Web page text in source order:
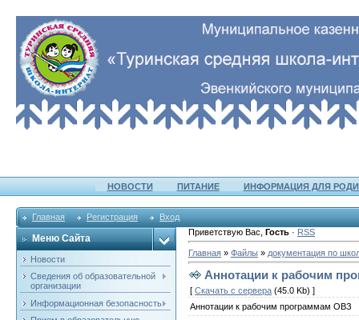
НОВОСТИ ПИТАНИЕ ИНФОРМАЦИЯ ДЛЯ
Главная Регистрация Вход
Меню Сайта
Новости
Сведения об образовательной
организации
Информационная безопасность
Приветствую Вас Гость · RSS
Главная » Файлы » документация по
Аннотации к рабочим
[ Скачать с сервера (45.0 Kb) ]
Аннотации к рабочим программам ОВЗ